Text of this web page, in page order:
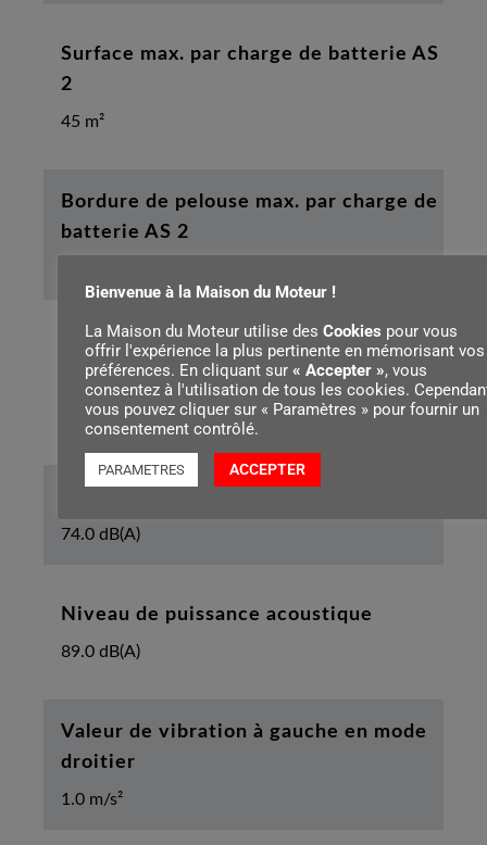
Surface max. par charge de batterie AS
2
45 m²
Bordure de pelouse max. par charge de
batterie AS 2
Longueur de l’appareil sans outil de
coupe
116 cm
74.0 dB(A)
Niveau de puissance acoustique
89.0 dB(A)
Valeur de vibration à gauche en mode
droitier
1.0 m/s²
Bienvenue à la Maison du Moteur !
La Maison du Moteur utilise des Cookies pour vous
offrir l'expérience la plus pertinente en mémorisant vos
préférences. En cliquant sur « Accepter », vous
consentez à l'utilisation de tous les cookies.
vous pouvez cliquer sur « Paramètres » pour fournir un
consentement contrôlé.
PARAMETRES ACCEPTER